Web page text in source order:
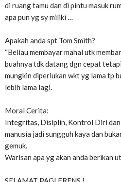
di ruang tamu dan di pintu masuk
apa pun yg sy miliki …
Apakah anda spt Tom Smith?
“Beliau membayar mahal utk
buahnya tdk datang dgn cepat
mungkin diperlukan wkt yg lama tp
lebih lama lagi.
Moral Cerita:
Integritas, Disiplin, Kontrol Diri dan
manusia jadi sungguh kaya dan
gemuk.
Warisan apa yg akan anda berikan